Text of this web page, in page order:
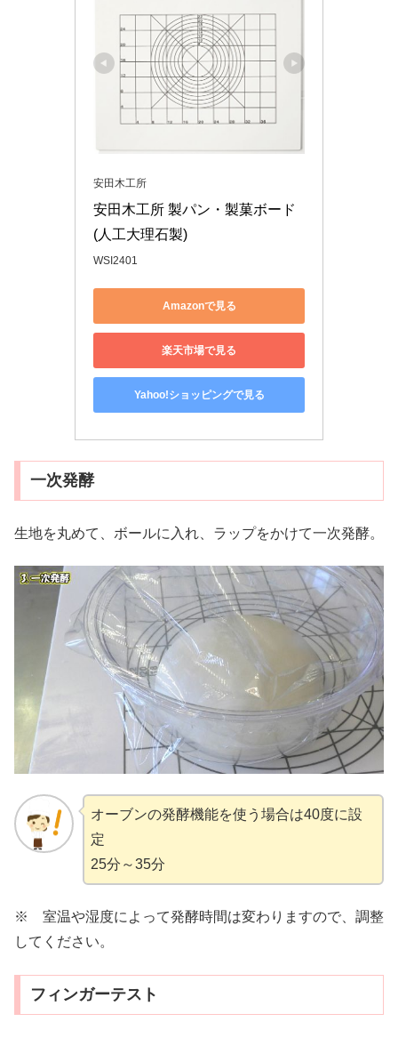
安田木工所
安田木工所 製パン・製菓ボード
(人工大理石製)
WSI2401
Amazonで見る
楽天市場で見る
Yahoo!ショッピングで見る
一次発酵
生地を丸めて、ボールに入れ、ラップをかけて一次発酵。
オーブンの発酵機能を使う場合は40度に設
定
25分～35分
※ 室温や湿度によって発酵時間は変わりますので、調整
してください。
フィンガーテスト